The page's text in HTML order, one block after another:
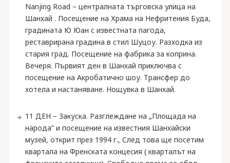
Nanjing Road – централната търговска улица на
Шанхай . Посещение на Храма на Нефритения Буда,
градината Ю Юан с известната пагода,
реставрирана градина в стил Шуцоу. Разходка из
стария град. Посещение на фабрика за коприна.
Вечеря. Първият ден в Шанхай приключва с
посещение на Акробатично шоу. Трансфер до
хотела и настаняване. Нощувка в Шанхай.
11 ДЕН – Закуска. Разглеждане на „Площада на
народа” и посещение на известния Шанхайски
музей, открит през 1994 г., След това ще посетим
квартала на Френската концесия ( кварталът на